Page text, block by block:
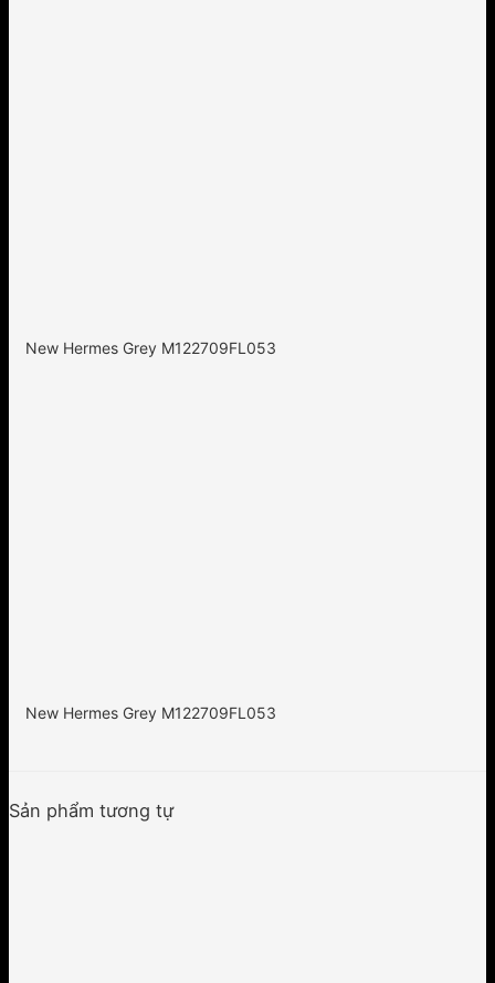
New Hermes Grey M122709FL053
New Hermes Grey M122709FL053
Sản phẩm tương tự